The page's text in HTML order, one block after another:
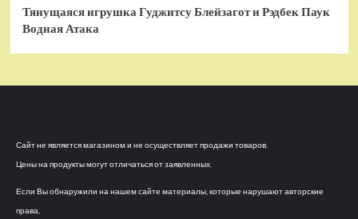
Тянущаяся игрушка Гуджитсу Блейзагот и Рэдбек Паук
Водная Атака
Сайт не является магазином и не осуществляет продажи товаров.
Цены на продукты могут отличаться от заявленных.
Если Вы обнаружили на нашем сайте материалы, которые нарушают авторские
права,